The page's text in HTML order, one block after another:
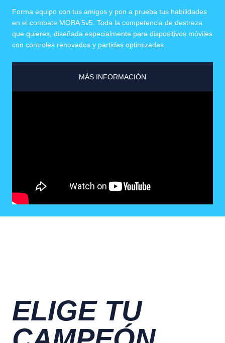
Forma equipo con tus amigos y pon a prueba tus habilidades
en el combate MOBA 5v5. Toda la competencia de destreza
que quieres, diseñada especialmente para dispositivos móviles
con controles renovados y partidas optimizadas.
MÁS INFORMACIÓN
ELIGE TU